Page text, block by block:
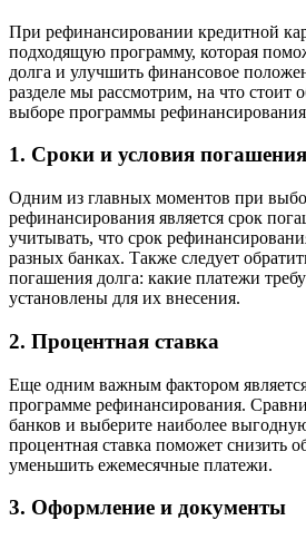
При рефинансировании кредитной
подходящую программу, которая
долга и улучшить финансовое
разделе мы рассмотрим, на что стоит
выборе программы
1. Сроки и условия
Одним из главных моментов при
рефинансирования является срок
учитывать, что срок
разных банках. Также следует
погашения долга: какие платежи
установлены для их внесения.
2. Процентная ставка
Еще одним важным фактором
программе рефинансирования.
банков и выберите наиболее
процентная ставка поможет снизить
уменьшить ежемесячные платежи.
3. Оформление и документы